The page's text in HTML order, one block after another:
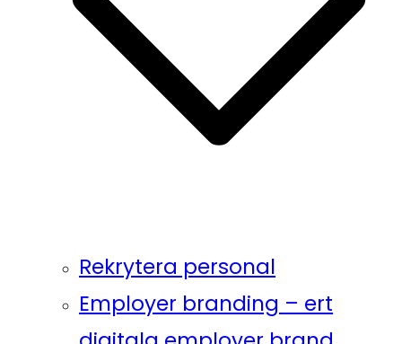
Rekrytera personal
Employer branding – ert